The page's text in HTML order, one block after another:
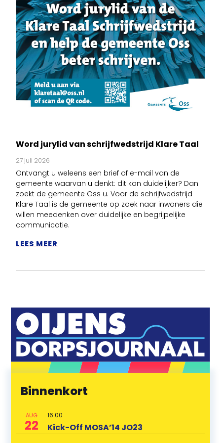
Word jurylid van schrijfwedstrijd Klare Taal
27 juli 2026
Ontvangt u weleens een brief of e-mail van de
gemeente waarvan u denkt: dit kan duidelijker? Dan
zoekt de gemeente Oss u. Voor de schrijfwedstrijd
Klare Taal is de gemeente op zoek naar inwoners die
willen meedenken over duidelijke en begrijpelijke
communicatie.
LEES MEER
Binnenkort
AUG
22
16:00
Kick-Off MOSA’14 JO23